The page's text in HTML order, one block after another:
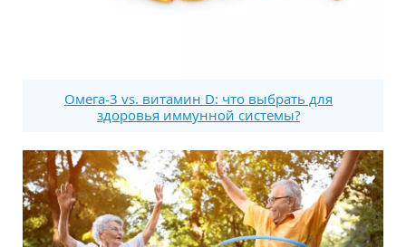
Омега-3 vs. витамин D: что выбрать для
здоровья иммунной системы?